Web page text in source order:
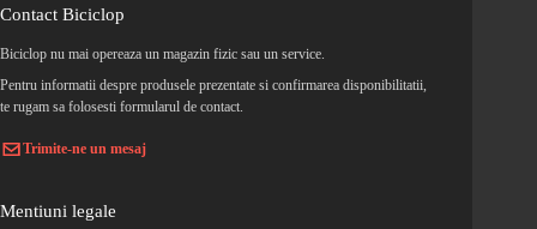
Contact Biciclop
Biciclop nu mai opereaza un magazin fizic sau un service.
Pentru informatii despre produsele prezentate si confirmarea disponibilitatii,
te rugam sa folosesti formularul de contact.
Trimite-ne un mesaj
Mentiuni legale